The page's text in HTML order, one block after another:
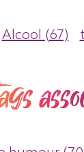
Alcool (67)